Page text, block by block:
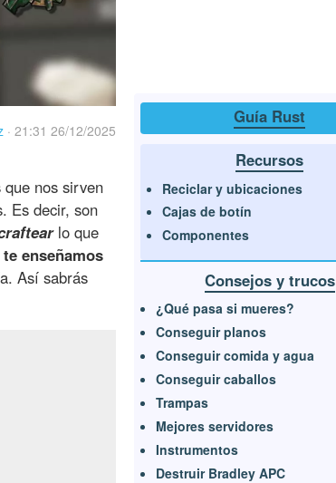
· 21:31 26/12/2025
nos sirven
Es decir, son
lo que
te enseñamos
Así sabrás
Guía Rust
Recursos
Reciclar y ubicaciones
Cajas de botín
Componentes
Consejos y trucos
¿Qué pasa si mueres?
Conseguir planos
Conseguir comida y agua
Conseguir caballos
Trampas
Mejores servidores
Instrumentos
Destruir Bradley APC